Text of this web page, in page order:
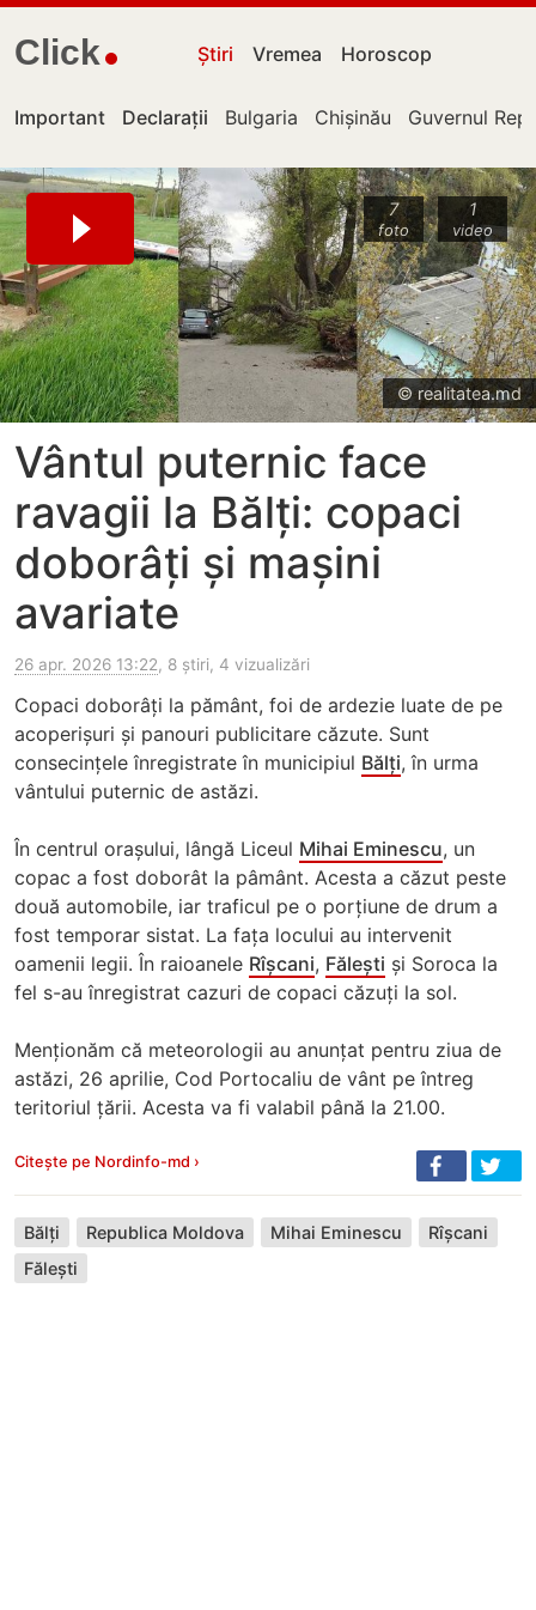
Click Știri Vremea Horoscop
Important Declarații Bulgaria Chișinău Guvernul
7
foto
1
video
© realitatea.md
Vântul puternic face
ravagii la Bălți: copaci
doborâți și mașini
avariate
26 apr. 2026 13:22, 8 știri, 4 vizualizări
Copaci doborâți la pământ, foi de ardezie luate de pe
acoperișuri și panouri publicitare căzute. Sunt
consecințele înregistrate în municipiul Bălți, în urma
vântului puternic de astăzi.
În centrul orașului, lângă Liceul Mihai Eminescu, un
copac a fost doborât la pâmânt. Acesta a căzut peste
două automobile, iar traficul pe o porțiune de drum a
fost temporar sistat. La fața locului au intervenit
oamenii legii. În raioanele Rîșcani, Fălești și Soroca la
fel s-au înregistrat cazuri de copaci căzuți la sol.
Menționăm că meteorologii au anunțat pentru ziua de
astăzi, 26 aprilie, Cod Portocaliu de vânt pe întreg
teritoriul țării. Acesta va fi valabil până la 21.00.
Citește pe Nordinfo-md ›
Bălți Republica Moldova Mihai Eminescu
Rîșcani
Fălești